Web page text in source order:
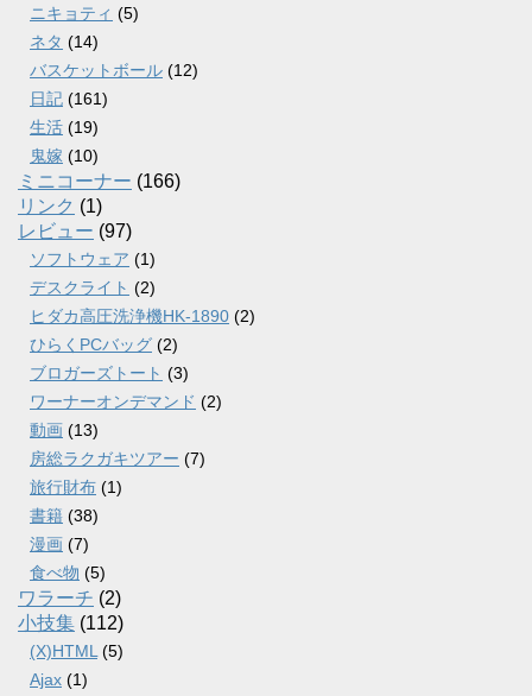
ニキョティ (5)
ネタ (14)
バスケットボール (12)
日記 (161)
生活 (19)
鬼嫁 (10)
ミニコーナー (166)
リンク (1)
レビュー (97)
ソフトウェア (1)
デスクライト (2)
ヒダカ高圧洗浄機HK-1890 (2)
ひらくPCバッグ (2)
ブロガーズトート (3)
ワーナーオンデマンド (2)
動画 (13)
房総ラクガキツアー (7)
旅行財布 (1)
書籍 (38)
漫画 (7)
食べ物 (5)
ワラーチ (2)
小技集 (112)
(X)HTML (5)
Ajax (1)